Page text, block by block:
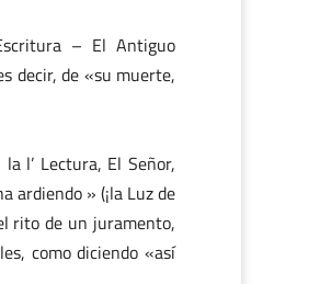
– El Antiguo
decir, de «su muerte,
l’ Lectura, El Señor,
ardiendo » (¡la Luz de
rito de un juramento,
como diciendo «así